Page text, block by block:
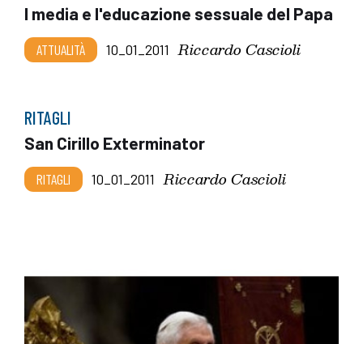
I media e l'educazione sessuale del Papa
ATTUALITÀ 10_01_2011 Riccardo Cascioli
RITAGLI
San Cirillo Exterminator
RITAGLI 10_01_2011 Riccardo Cascioli